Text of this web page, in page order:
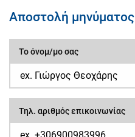
Αποστολή μηνύματος
Το όνομ/μο σας
Τηλ. αριθμός επικοινωνίας